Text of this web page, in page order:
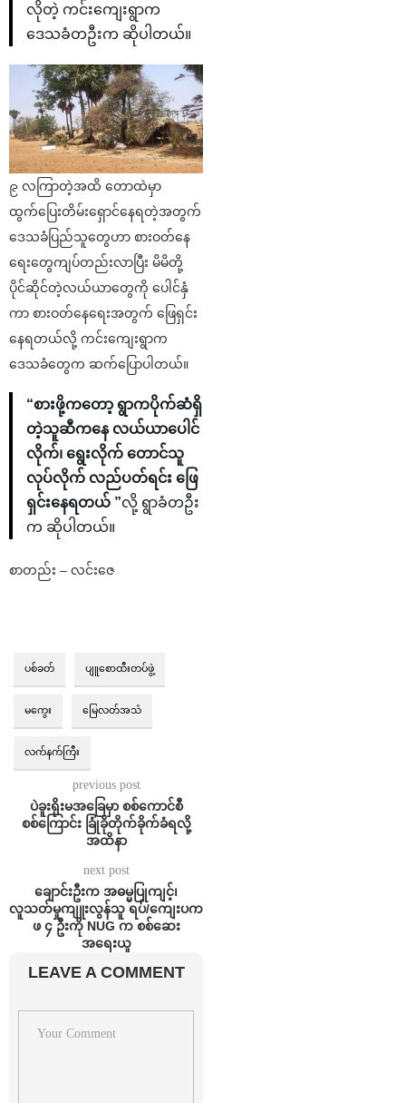
လိုတဲ့ ကင်းကျေးရွာက
ဒေသခံတဦးက ဆိုပါတယ်။
၉ လကြာတဲ့အထိ တောထဲမှာ
ထွက်ပြေးတိမ်းရှောင်နေရတဲ့အတွက်
ဒေသခံပြည်သူတွေဟာ စားဝတ်နေ
ရေးတွေကျပ်တည်းလာပြီး မိမိတို့
ပိုင်ဆိုင်တဲ့လယ်ယာတွေကို ပေါင်နှံ
ကာ စားဝတ်နေရေးအတွက် ဖြေရှင်း
နေရတယ်လို့ ကင်းကျေးရွာက
ဒေသခံတွေက ဆက်ပြောပါတယ်။
“စားဖို့ကတော့ ရွာကပိုက်ဆံရှိ
တဲ့သူဆီကနေ လယ်ယာပေါင်
လိုက်၊ ရွေးလိုက် တောင်သူ
လုပ်လိုက် လည်ပတ်ရင်း ဖြေ
ရှင်းနေရတယ် ”လို့ ရွာခံတဦး
က ဆိုပါတယ်။
စာတည်း – လင်းဇေ
ပစ်ခတ် ပျူစောထီးတပ်ဖွဲ့
မကွေး မြေလတ်အသံ
လက်နက်ကြီး
previous post
ပဲခူးရိုးမအခြေမှာ စစ်ကောင်စီ
စစ်ကြောင်း ခြုံခိုတိုက်ခိုက်ခံရလို့
အထိနာ
next post
ချောင်းဦးက အဓမ္မပြုကျင့်၊
လူသတ်မှုကျူးလွန်သူ ရပ်/ကျေးပက
ဖ ၄ ဦးကို NUG က စစ်ဆေး
အရေးယူ
LEAVE A COMMENT